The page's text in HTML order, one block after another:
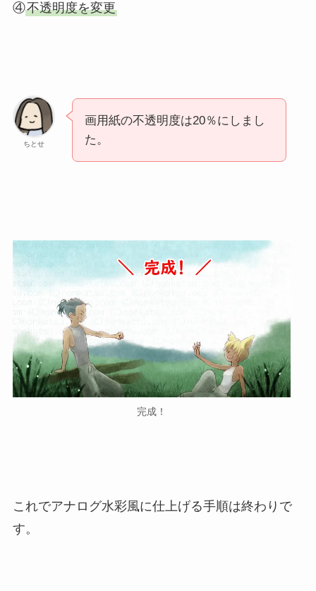
④不透明度を変更
ちとせ
画用紙の不透明度は20％にしまし
た。
完成！
これでアナログ水彩風に仕上げる手順は終わりで
す。